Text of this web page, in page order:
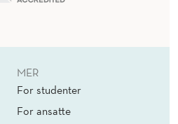
MER
For studenter
For ansatte